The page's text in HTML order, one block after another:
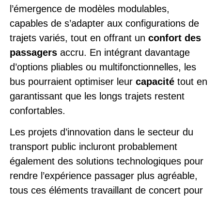
l’émergence de modèles modulables,
capables de s’adapter aux configurations de
trajets variés, tout en offrant un confort des
passagers accru. En intégrant davantage
d’options pliables ou multifonctionnelles, les
bus pourraient optimiser leur capacité tout en
garantissant que les longs trajets restent
confortables.
Les projets d’innovation dans le secteur du
transport public incluront probablement
également des solutions technologiques pour
rendre l’expérience passager plus agréable,
tous ces éléments travaillant de concert pour